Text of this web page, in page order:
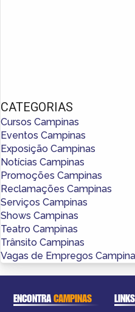
CATEGORIAS
Cursos Campinas
Eventos Campinas
Exposição Campinas
Notícias Campinas
Promoções Campinas
Reclamações Campinas
Serviços Campinas
Shows Campinas
Teatro Campinas
Trânsito Campinas
Vagas de Empregos
ENCONTRACAMPINAS